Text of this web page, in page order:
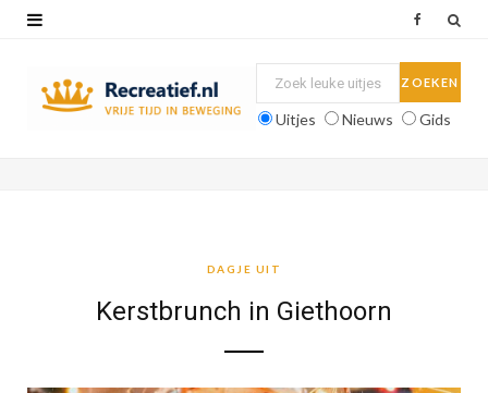
Uitjes Nieuws Gids
DAGJE UIT
Kerstbrunch in Giethoorn